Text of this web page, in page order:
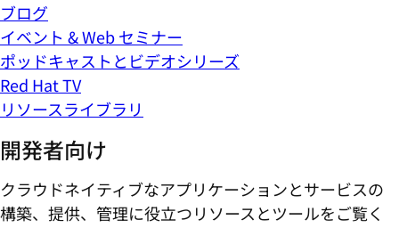
ブログ
イベント & Web セミナー
ポッドキャストとビデオシリーズ
Red Hat TV
リソースライブラリ
開発者向け
クラウドネイティブなアプリケーションとサービスの
構築、提供、管理に役立つリソースとツールをご覧く